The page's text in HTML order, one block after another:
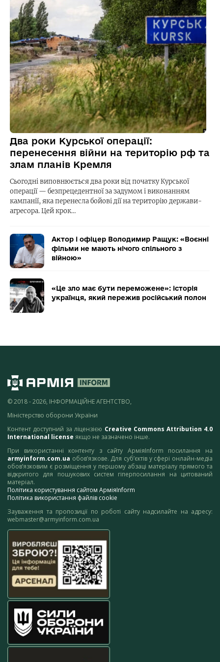
Два роки Курської операції:
перенесення війни на територію рф та
злам планів Кремля
Сьогодні виповнюється два роки від початку Курської
операції — безпрецедентної за задумом і виконанням
кампанії, яка перенесла бойові дії на територію держави-
агресора. Цей крок…
Актор і офіцер Володимир Ращук: «Воєнні
фільми не мають нічого спільного з
війною»
«Це зло має бути переможене»: історія
українця, який пережив російський полон
© 2018 - 2026, ІНФОРМАЦІЙНЕ АГЕНТСТВО,
Міністерство оборони України
Контент доступний за ліцензією Creative Commons Attribution 4.0
International license якщо не зазначено інше.
При використанні контенту з сайту АрміяInform посилання на
armyinform.com.ua обов’язкове. Для суб’єктів у сфері онлайн-медіа
обов’язковим є розміщення у першому абзаці матеріалу прямого та
відкритого для пошукових систем гіперпосилання на цитований
матеріал.
Політика користування сайтом АрміяInform
Політика використання файлів cookie
Зауваження та пропозиції по роботі сайту надсилайте на адресу:
webmaster@armyinform.com.ua